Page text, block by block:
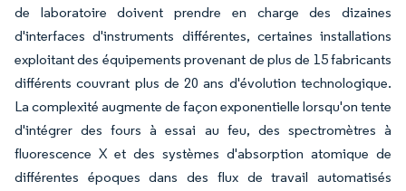
de laboratoire doivent prendre en charge des dizaines
d'interfaces d'instruments différentes, certaines installations
exploitant des équipements provenant de plus de 15 fabricants
différents couvrant plus de 20 ans d'évolution technologique.
La complexité augmente de façon exponentielle lorsqu'on tente
d'intégrer des fours à essai au feu, des spectromètres à
fluorescence X et des systèmes d'absorption atomique de
différentes époques dans des flux de travail automatisés